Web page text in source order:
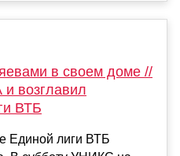
в своем доме //
возглавил
ВТБ
Единой лиги ВТБ